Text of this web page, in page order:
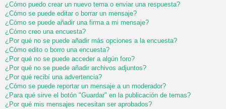
¿Cómo puedo crear un nuevo tema o enviar una respuesta?
¿Cómo se puede editar o borrar un mensaje?
¿Cómo se puede añadir una firma a mi mensaje?
¿Cómo creo una encuesta?
¿Por qué no se puede añadir más opciones a la encuesta?
¿Cómo edito o borro una encuesta?
¿Por qué no se puede acceder a algún foro?
¿Por qué no se puede añadir archivos adjuntos?
¿Por qué recibí una advertencia?
¿Cómo se puede reportar un mensaje a un moderador?
¿Para qué sirve el botón "Guardar" en la publicación de temas?
¿Por qué mis mensajes necesitan ser aprobados?